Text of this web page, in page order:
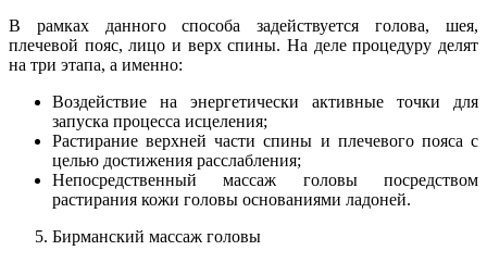
В рамках данного способа задействуется голова, шея,
плечевой пояс, лицо и верх спины. На деле процедуру делят
на три этапа, а именно:
Воздействие на энергетически активные точки для
запуска процесса исцеления;
Растирание верхней части спины и плечевого пояса с
целью достижения расслабления;
Непосредственный массаж головы посредством
растирания кожи головы основаниями ладоней.
Бирманский массаж головы